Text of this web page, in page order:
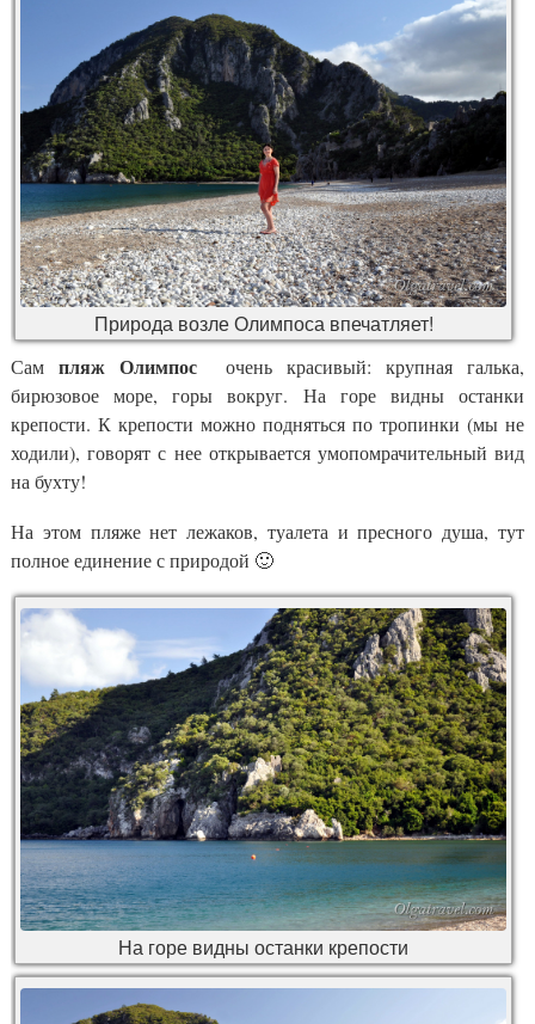
Природа возле Олимпоса впечатляет!
Сам пляж Олимпос
очень красивый: крупная галька,
бирюзовое море, горы вокруг. На горе видны останки
крепости. К крепости можно подняться по тропинки (мы не
ходили), говорят с нее открывается умопомрачительный вид
на бухту!
На этом пляже нет лежаков, туалета и пресного душа, тут
полное единение с природой 🙂
На горе видны останки крепости